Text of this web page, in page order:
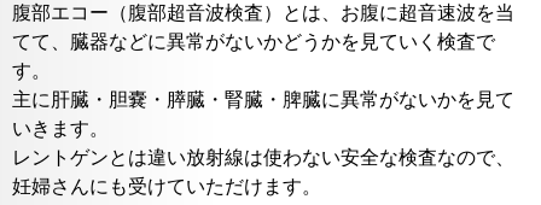
腹部エコー（腹部超音波検査）とは、お腹に超音速波を当
てて、臓器などに異常がないかどうかを見ていく検査で
す。
主に肝臓・胆嚢・膵臓・腎臓・脾臓に異常がないかを見て
いきます。
レントゲンとは違い放射線は使わない安全な検査なので、
妊婦さんにも受けていただけます。